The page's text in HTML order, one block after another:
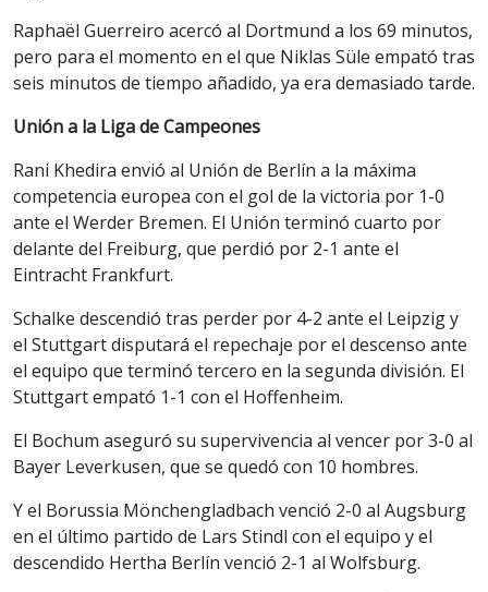
Raphaël Guerreiro acercó al Dortmund a los 69 minutos,
pero para el momento en el que Niklas Süle empató tras
seis minutos de tiempo añadido, ya era demasiado tarde.
Unión a la Liga de Campeones
Rani Khedira envió al Unión de Berlín a la máxima
competencia europea con el gol de la victoria por 1-0
ante el Werder Bremen. El Unión terminó cuarto por
delante del Freiburg, que perdió por 2-1 ante el
Eintracht Frankfurt.
Schalke descendió tras perder por 4-2 ante el Leipzig y
el Stuttgart disputará el repechaje por el descenso ante
el equipo que terminó tercero en la segunda división. El
Stuttgart empató 1-1 con el Hoffenheim.
El Bochum aseguró su supervivencia al vencer por 3-0 al
Bayer Leverkusen, que se quedó con 10 hombres.
Y el Borussia Mönchengladbach venció 2-0 al Augsburg
en el último partido de Lars Stindl con el equipo y el
descendido Hertha Berlín venció 2-1 al Wolfsburg.